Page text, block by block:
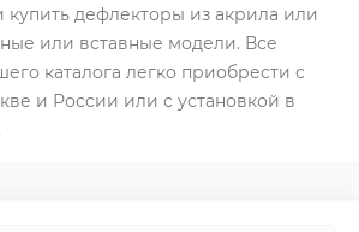
дефлекторы из акрила или
или вставные модели. Все
каталога легко приобрести с
и России или с установкой в